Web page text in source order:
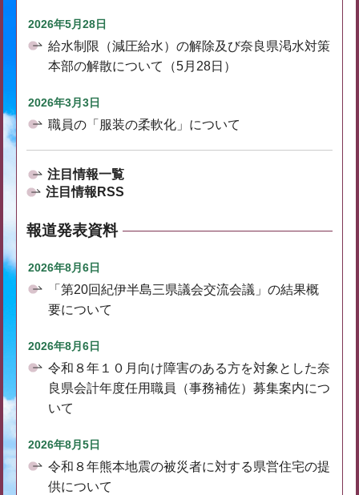
2026年5月28日
給水制限（減圧給水）の解除及び奈良県渇水対策
本部の解散について（5月28日）
2026年3月3日
職員の「服装の柔軟化」について
注目情報一覧
注目情報RSS
報道発表資料
2026年8月6日
「第20回紀伊半島三県議会交流会議」の結果概
要について
2026年8月6日
令和８年１０月向け障害のある方を対象とした奈
良県会計年度任用職員（事務補佐）募集案内につ
いて
2026年8月5日
令和８年熊本地震の被災者に対する県営住宅の提
供について